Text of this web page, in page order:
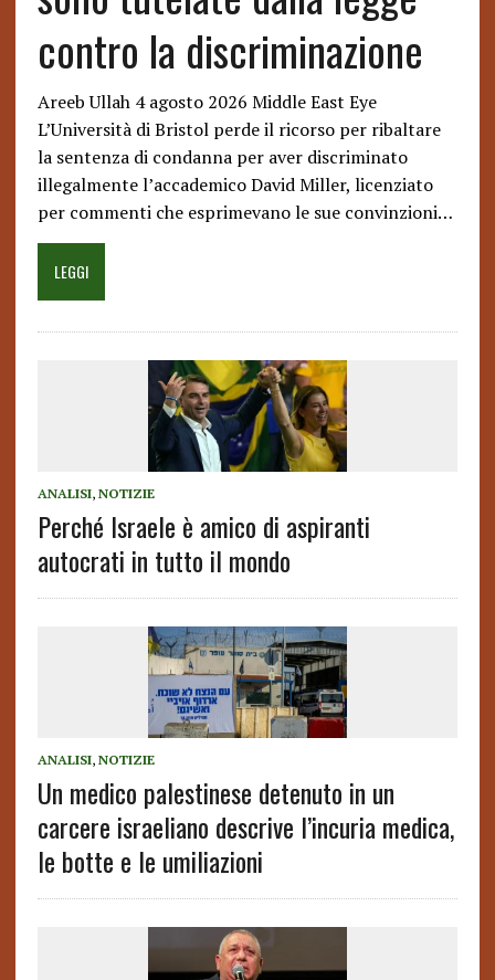
contro la discriminazione
Areeb Ullah 4 agosto 2026 Middle East Eye
L’Università di Bristol perde il ricorso per ribaltare
la sentenza di condanna per aver discriminato
illegalmente l’accademico David Miller, licenziato
per commenti che esprimevano le sue convinzioni…
LEGGI
ANALISI, NOTIZIE
Perché Israele è amico di aspiranti
autocrati in tutto il mondo
ANALISI, NOTIZIE
Un medico palestinese detenuto in un
carcere israeliano descrive l’incuria medica,
le botte e le umiliazioni